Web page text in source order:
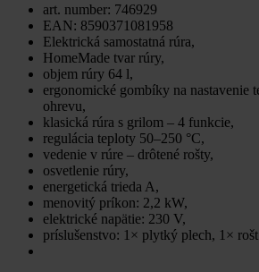
art. number: 746929
EAN: 8590371081958
Elektrická samostatná rúra,
HomeMade tvar rúry,
objem rúry 64 l,
ergonomické gombíky na nastavenie
ohrevu,
klasická rúra s grilom – 4 funkcie,
regulácia teploty 50–250 °C,
vedenie v rúre – drôtené rošty,
osvetlenie rúry,
energetická trieda A,
menovitý príkon: 2,2 kW,
elektrické napätie: 230 V,
príslušenstvo: 1× plytký plech, 1×